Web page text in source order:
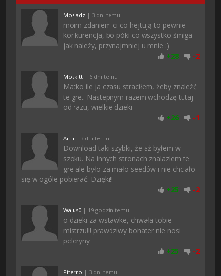
Mosiadz | 3 dni temu
moim zdaniem ci co hejtują to pewnie
konkurencja, bo póki co wszystko śmiga
jak należy, przynajmniej u mnie :)
+28 -2
Moskitt | 6 dni temu
Matko ile ja czasu straciłem, żeby znaleźć
te gre.. Nastepnym razem wchodzę tutaj
od razu, wielkie dzieki
+26 -1
Arni | 3 dni temu
Download taki szybki, że aż byłem w
szoku. Na innych stronach znalazlem te
gre ale było za mało seedów i nie chciało
się w ogóle pobierać. Dzięki!!
+25 -2
Walus0 | 19 godzin temu
o dzieki za wstawke, chwała tobie
mistrzu!!! prawdziwy bohater nie nosi
peleryny
+25 -2
Piterro | 3 dni temu